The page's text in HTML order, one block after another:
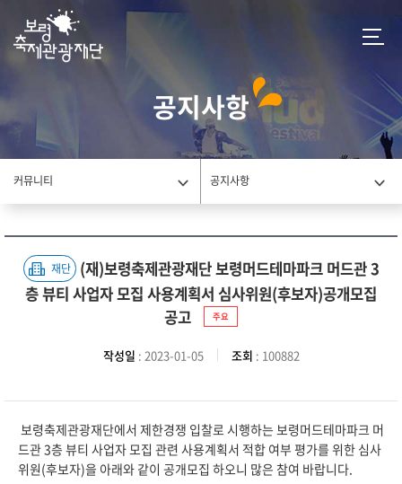
공지사항
커뮤니티 공지사항
재단 (재)보령축제관광재단 보령머드테마파크 머드관 3
층 뷰티 사업자 모집 사용계획서 심사위원(후보자)공개모집
공고
주요
작성일 : 2023-01-05 조회 : 100882
보령축제관광재단에서 제한경쟁 입찰로 시행하는 보령머드테마파크 머
드관 3층 뷰티 사업자 모집 관련 사용계획서 적합 여부 평가를 위한 심사
위원(후보자)을 아래와 같이 공개모집 하오니 많은 참여 바랍니다.